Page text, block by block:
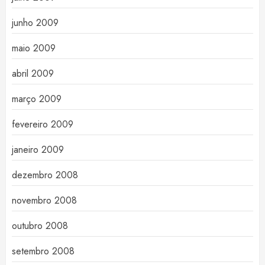
junho 2009
maio 2009
abril 2009
março 2009
fevereiro 2009
janeiro 2009
dezembro 2008
novembro 2008
outubro 2008
setembro 2008